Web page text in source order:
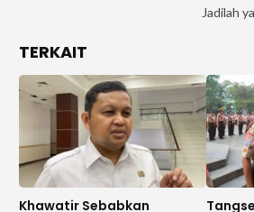
Jadilah
TERKAIT
Khawatir Sebabkan